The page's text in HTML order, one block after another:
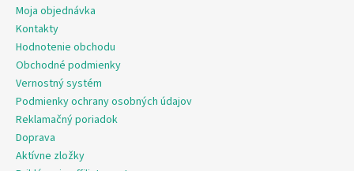
Moja objednávka
Kontakty
Hodnotenie obchodu
Obchodné podmienky
Vernostný systém
Podmienky ochrany osobných údajov
Reklamačný poriadok
Doprava
Aktívne zložky